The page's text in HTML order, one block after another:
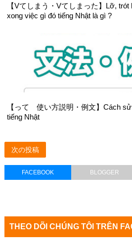
【Vてしまう・Vてしまった】Lỡ,
xong việc gì đó tiếng Nhật là gì ?
【って 使い方説明・例文】Cách
tiếng Nhật
次の投稿
FACEBOOK BLOGGER
THEO DÕI CHÚNG TÔI TRÊN